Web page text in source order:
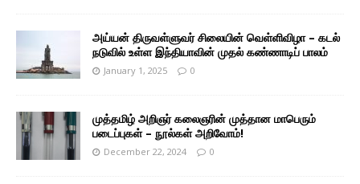
அய்யன் திருவள்ளுவர் சிலையின் வெள்ளிவிழா – கடல்
நடுவில் உள்ள இந்தியாவின் முதல் கண்ணாடிப் பாலம்
January 1, 2025 0
முத்தமிழ் அறிஞர் கலைஞரின் முத்தான மாபெரும்
படைப்புகள் – நூல்கள் அறிவோம்!
December 22, 2024 0